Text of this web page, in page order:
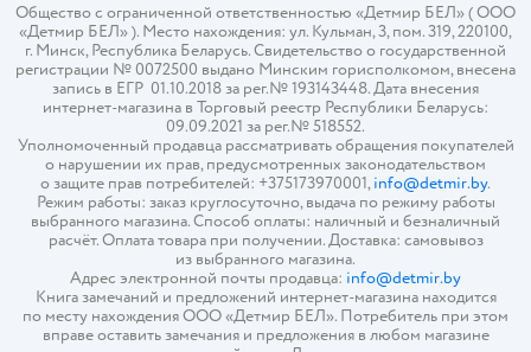
Общество с ограниченной ответственностью «Детмир БЕЛ» ( ООО
«Детмир БЕЛ» ). Место нахождения: ул. Кульман, 3, пом. 319, 220100,
г. Минск, Республика Беларусь. Свидетельство о государственной
регистрации № 0072500 выдано Минским горисполкомом, внесена
запись в ЕГР 01.10.2018 за рег.№ 193143448. Дата внесения
интернет-магазина в Торговый реестр Республики Беларусь:
09.09.2021 за рег.№ 518552.
Уполномоченный продавца рассматривать обращения покупателей
о нарушении их прав, предусмотренных законодательством
о защите прав потребителей: +375173970001,info@detmir.by.
Режим работы: заказ круглосуточно, выдача по режиму работы
выбранного магазина. Способ оплаты: наличный и безналичный
расчёт. Оплата товара при получении. Доставка: самовывоз
из выбранного магазина.
Адрес электронной почты продавца: info@detmir.by
Книга замечаний и предложений интернет-магазина находится
по месту нахождения ООО «Детмир БЕЛ». Потребитель при этом
вправе оставить замечания и предложения в любом магазине